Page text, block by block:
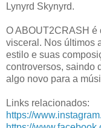
Lynyrd Skynyrd.
O ABOUT2CRASH é
visceral. Nos últimos
estilo e suas
controversos, saindo
algo novo para a
Links relacionados:
https://